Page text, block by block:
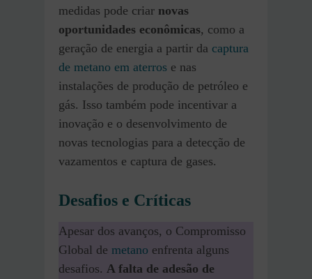
medidas pode criar novas
oportunidades econômicas, como a
geração de energia a partir da captura
de metano em aterros e nas
instalações de produção de petróleo e
gás. Isso também pode incentivar a
inovação e o desenvolvimento de
novas tecnologias para a detecção de
vazamentos e captura de gases.
Desafios e Críticas
Apesar dos avanços, o Compromisso
Global de metano enfrenta alguns
desafios. A falta de adesão de